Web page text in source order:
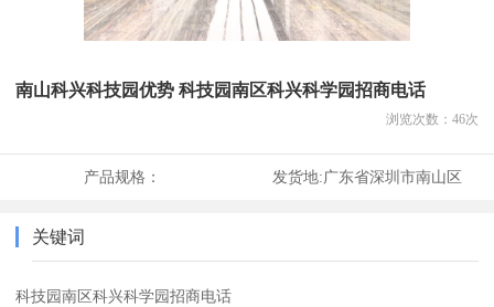
南山科兴科技园优势 科技园南区科兴科学园招商电话
浏览次数： 46次
产品规格： 发货地:广东省深圳市南山区
关键词
科技园南区科兴科学园招商电话